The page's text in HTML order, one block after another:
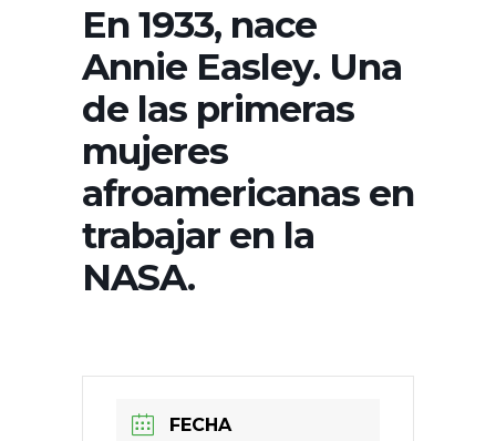
En 1933, nace
Annie Easley. Una
de las primeras
mujeres
afroamericanas en
trabajar en la
NASA.
FECHA